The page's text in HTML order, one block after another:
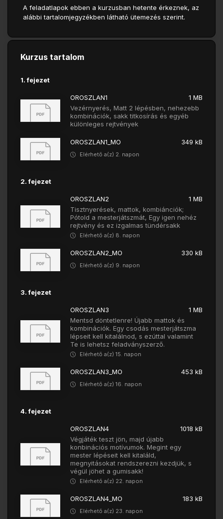
A feladatlapok ebben a kurzusban hetente érkeznek, az
alábbi tartalomjegyzékben látható ütemezés szerint.
Kurzus tartalom
1. fejezet
OROSZLAN1
1 MB
Vezérnyerés, Matt 2 lépésben, nehezebb
kombinációk, sakk titkosírás és egyéb
különleges rejtvények
OROSZLAN1_MO 349 kB
Elérhető a(z) 2. napon
2. fejezet
OROSZLAN2
1 MB
Tisztnyerések, mattok, kombiánciók;
Pótold a mesterjátszmát, Egy igen nehéz
rejtvény és ez izgalmas tündérsakk
Elérhető a(z) 8. napon
OROSZLAN2_MO 330 kB
Elérhető a(z) 9. napon
3. fejezet
OROSZLAN3
1 MB
Mentsd döntetlenre! Újabb mattok és
kombinációk. Egy csodás mesterjátszma
lépseit kell kitalálnod, s ezúttal valamint
Te is lehetsz feladványszerző.
Elérhető a(z) 15. napon
OROSZLAN3_MO 453 kB
Elérhető a(z) 16. napon
4. fejezet
OROSZLAN4
1018 kB
Végjáték teszt jön, majd újabb
konbinációs motívumok. Megint egy
mester lépéseit kell kitaláld,
megnyitásokat rendszerezni kezdjük, s
végül jöhet a gumisakk!
Elérhető a(z) 22. napon
OROSZLAN4_MO 183 kB
Elérhető a(z) 23. napon